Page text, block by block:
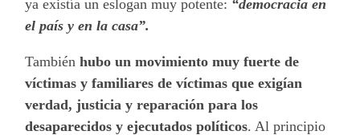
ya existía un eslogan muy potente: “democracia en
el país y en la casa”.
Tambiénhubo un movimiento muy fuerte de
víctimas y familiares de víctimas que exigían
verdad, justicia y reparación para los
desaparecidos y ejecutados políticos. Al principio